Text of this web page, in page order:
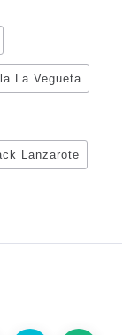
La Vegueta
Lanzarote